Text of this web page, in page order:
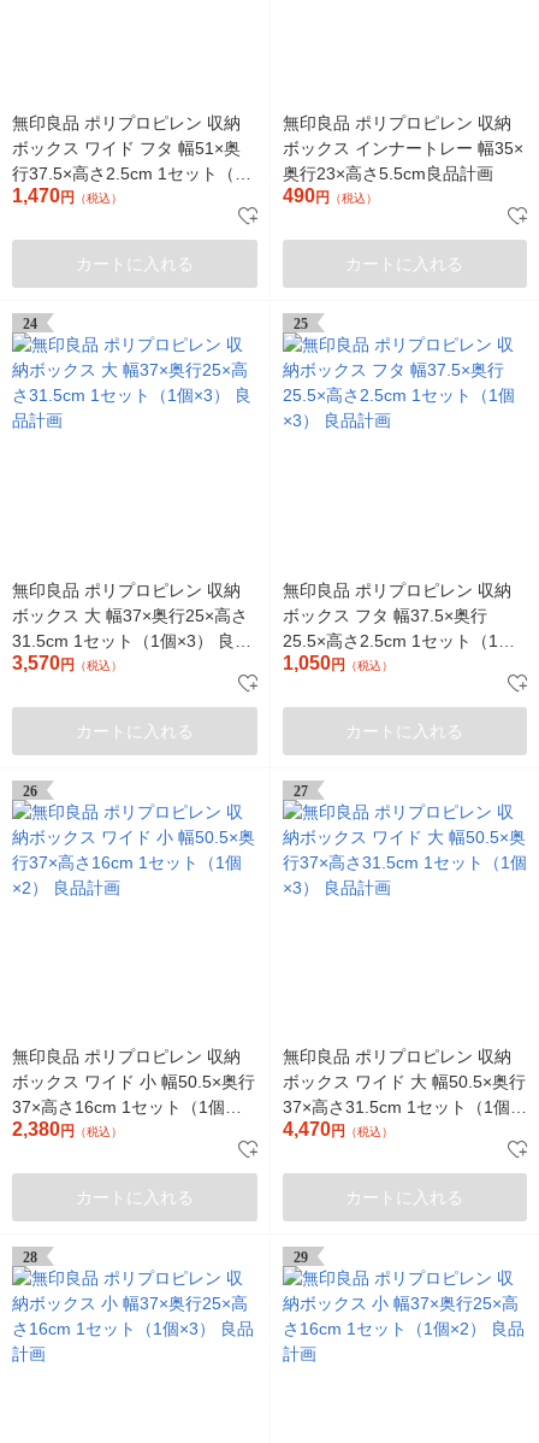
無印良品 ポリプロピレン 収納
ボックス ワイド フタ 幅51×奥
行37.5×高さ2.5cm 1セット（1
個×3） 良品計画
1,470円 （税込）
カートに入れる
無印良品 ポリプロピレン 収納
ボックス インナートレー 幅35×
奥行23×高さ5.5cm良品計画
490円 （税込）
カートに入れる
24
無印良品 ポリプロピレン 収納
ボックス 大 幅37×奥行25×高さ
31.5cm 1セット（1個×3） 良品
計画
3,570円 （税込）
カートに入れる
25
無印良品 ポリプロピレン 収納
ボックス フタ 幅37.5×奥行
25.5×高さ2.5cm 1セット（1個
×3） 良品計画
1,050円 （税込）
カートに入れる
26
無印良品 ポリプロピレン 収納
ボックス ワイド 小 幅50.5×奥行
37×高さ16cm 1セット（1個
×2） 良品計画
2,380円 （税込）
カートに入れる
27
無印良品 ポリプロピレン 収納
ボックス ワイド 大 幅50.5×奥行
37×高さ31.5cm 1セット（1個
×3） 良品計画
4,470円 （税込）
カートに入れる
28 29